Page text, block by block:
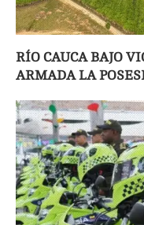
RÍO CAUCA BAJO
ARMADA LA